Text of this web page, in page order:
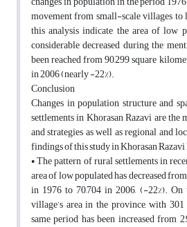
movement from small-scale villages to
this analysis indicate the area of low
considerable decreased during the
been reached from 90,299 square
in 2006 (nearly -22%).
Conclusion
Changes in population structure and
settlements in Khorasan Razavi are the
and strategies as well as regional and
findings of this study in Khorasan
• The pattern of rural settlements in
area of low populated has decreased
in 1976 to 70,704 in 2006, (-22%).
village’s area in the province, with
same period has been increased from